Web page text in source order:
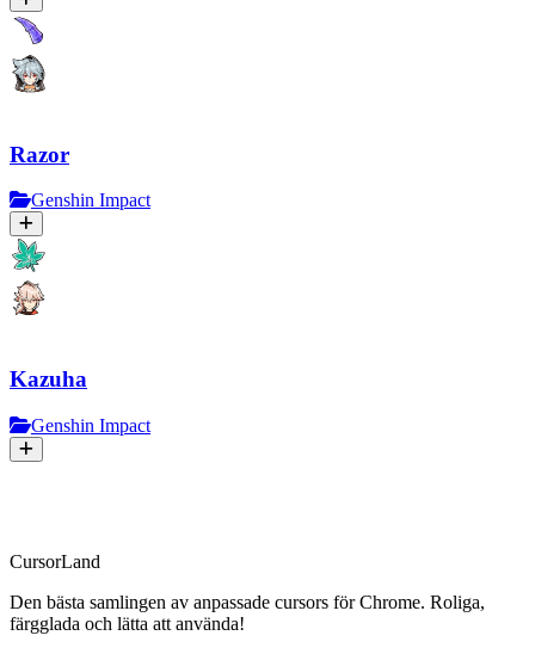
Razor
Genshin Impact
Kazuha
Genshin Impact
CursorLand
Den bästa samlingen av anpassade cursors för Chrome. Roliga,
färgglada och lätta att använda!